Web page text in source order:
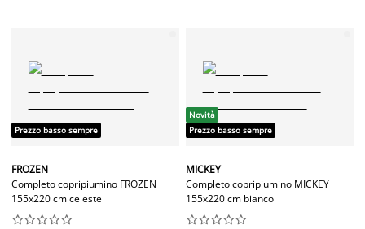
Prezzo basso sempre
FROZEN
Completo copripiumino FROZEN
155x220 cm celeste






Novità
Prezzo basso sempre
MICKEY
Completo copripiumino MICKEY
155x220 cm bianco





